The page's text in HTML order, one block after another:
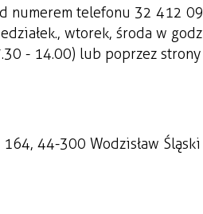
numerem telefonu 32 412
wtorek, środa w
- 14.00) lub poprzez strony
44-300 Wodzisław Śląski